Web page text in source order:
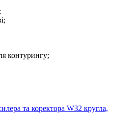
контурингу;
та коректора W32 кругла,